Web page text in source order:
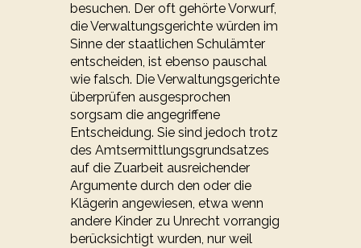
besuchen. Der oft gehörte Vorwurf,
die Verwaltungsgerichte würden im
Sinne der staatlichen Schulämter
entscheiden, ist ebenso pauschal
wie falsch. Die Verwaltungsgerichte
überprüfen ausgesprochen
sorgsam die angegriffene
Entscheidung. Sie sind jedoch trotz
des Amtsermittlungsgrundsatzes
auf die Zuarbeit ausreichender
Argumente durch den oder die
Klägerin angewiesen, etwa wenn
andere Kinder zu Unrecht vorrangig
berücksichtigt wurden, nur weil